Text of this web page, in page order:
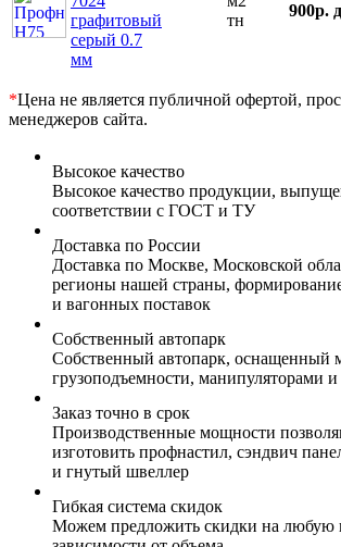
графитовый
серый 0.7
мм
тн
900р.
*Цена не является публичной офертой,
менеджеров сайта.
Высокое качество
Высокое качество продукции,
соответствии с ГОСТ и ТУ
Доставка по России
Доставка по Москве, Московской
регионы нашей страны,
и вагонных поставок
Собственный автопарк
Собственный автопарк, оснащенный
грузоподъемности, манипуляторами
Заказ точно в срок
Производственные мощности
изготовить профнастил, сэндвич
и гнутый швеллер
Гибкая система скидок
Можем предложить скидки на любую